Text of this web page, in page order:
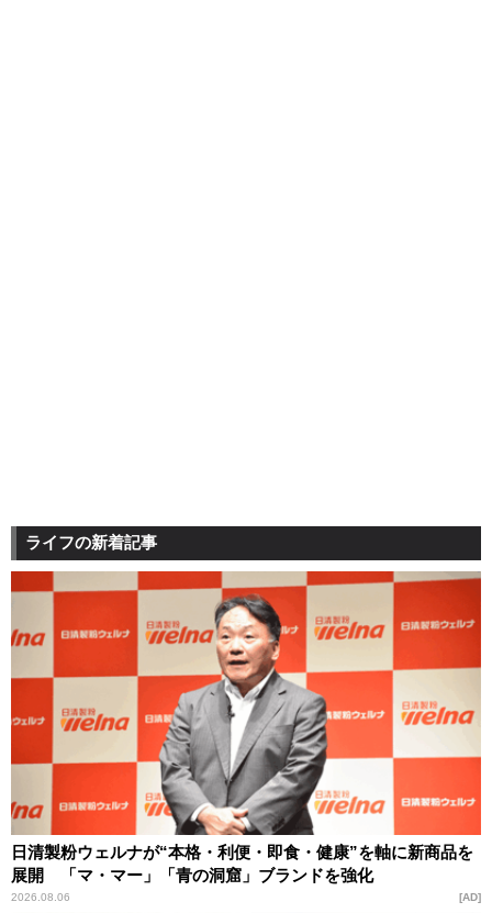
ライフの新着記事
日清製粉ウェルナが“本格・利便・即食・健康”を軸に新商品を
展開 「マ・マー」「青の洞窟」ブランドを強化
2026.08.06 AD